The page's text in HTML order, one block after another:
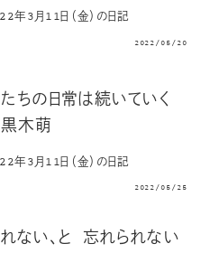
年3月11日（金）の日記
2022/05/20
ちの日常は続いていく
木萌
年3月11日（金）の日記
2022/05/25
ない、と 忘れられない